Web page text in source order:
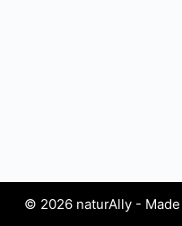
© 2026 naturAlly -